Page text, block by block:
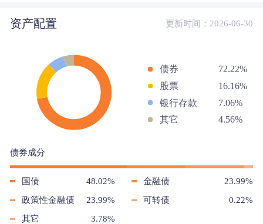
资产配置 更新时间：2026-06-30
债券
72.22%
股票
16.16%
银行存款
7.06%
其它
4.56%
债券成分
国债 48.02% 金融债 23.99%
政策性金融债 23.99% 可转债 0.22%
其它 3.78%